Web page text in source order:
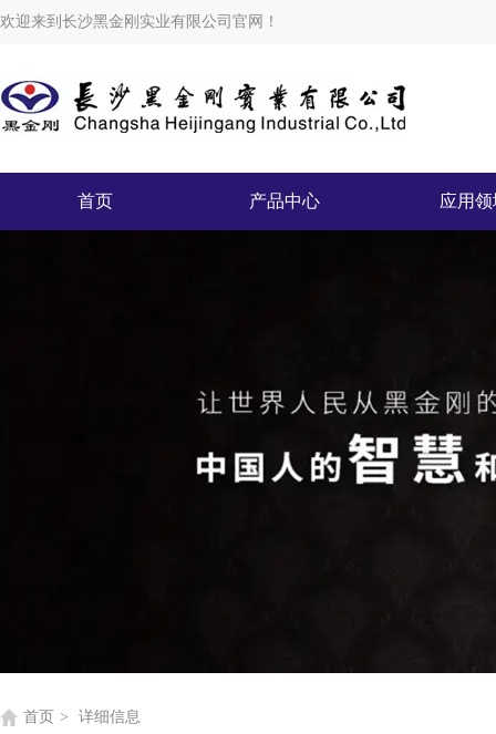
欢迎来到长沙黑金刚实业有限公司官网！
首页 产品中心 应用领
首页 > 详细信息